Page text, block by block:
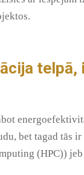
bet tagad tās
(HPC))